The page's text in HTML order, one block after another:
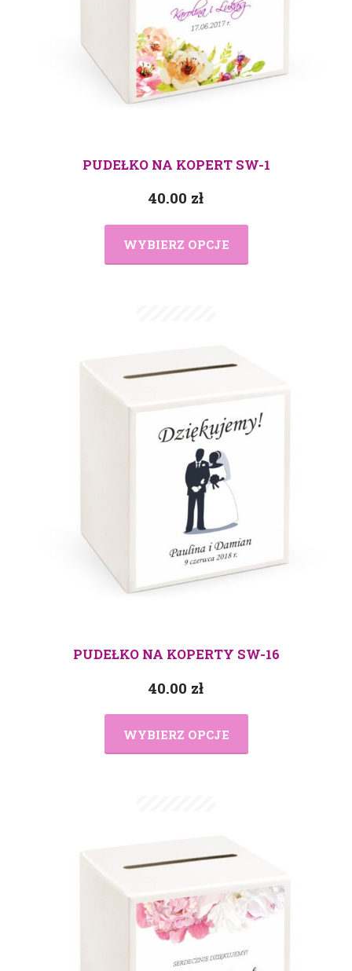
PUDEŁKO NA KOPERT SW-1
40.00 zł
WYBIERZ OPCJE
PUDEŁKO NA KOPERTY SW-16
40.00 zł
WYBIERZ OPCJE